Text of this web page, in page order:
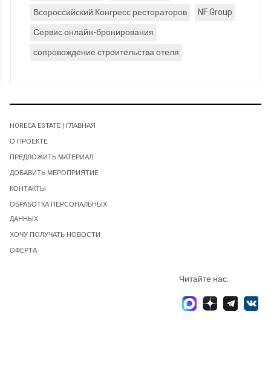
Всероссийский Конгресс рестораторов
NF Group
Сервис онлайн-бронирования
сопровождение строительства отеля
HORECA ESTATE | ГЛАВНАЯ
О ПРОЕКТЕ
ПРЕДЛОЖИТЬ МАТЕРИАЛ
ДОБАВИТЬ МЕРОПРИЯТИЕ
КОНТАКТЫ
ОБРАБОТКА ПЕРСОНАЛЬНЫХ
ДАННЫХ
ХОЧУ ПОЛУЧАТЬ НОВОСТИ
ОФЕРТА
Читайте нас: